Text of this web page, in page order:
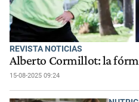
REVISTA NOTICIAS
Alberto Cormillot: la
15-08-2025 09:24